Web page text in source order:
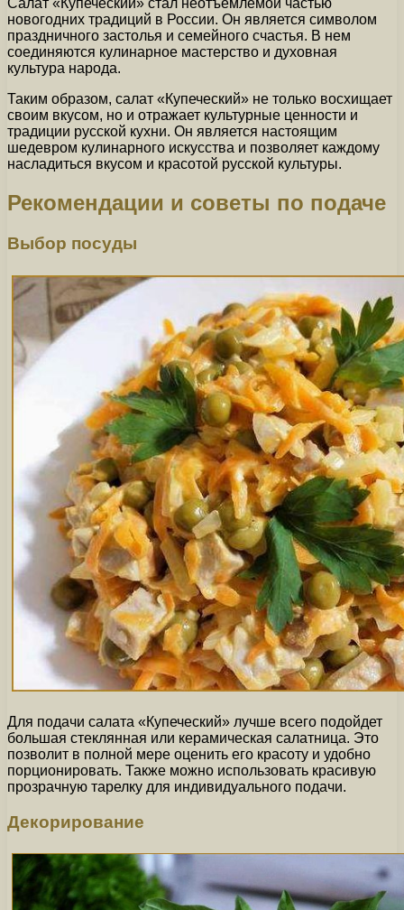
Салат «Купеческий» стал неотъемлемой частью
новогодних традиций в России. Он является символом
праздничного застолья и семейного счастья. В нем
соединяются кулинарное мастерство и духовная
культура народа.
Таким образом, салат «Купеческий» не только восхищает
своим вкусом, но и отражает культурные ценности и
традиции русской кухни. Он является настоящим
шедевром кулинарного искусства и позволяет каждому
насладиться вкусом и красотой русской культуры.
Рекомендации и советы по подаче
Выбор посуды
Для подачи салата «Купеческий» лучше всего подойдет
большая стеклянная или керамическая салатница. Это
позволит в полной мере оценить его красоту и удобно
порционировать. Также можно использовать красивую
прозрачную тарелку для индивидуального подачи.
Декорирование